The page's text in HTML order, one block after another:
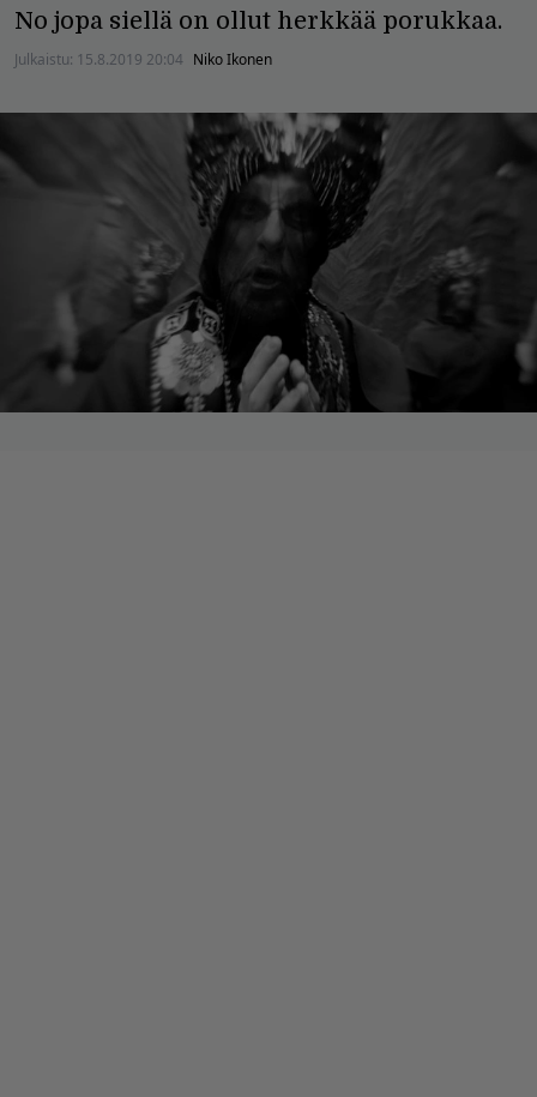
No jopa siellä on ollut herkkää porukkaa.
Julkaistu: 15.8.2019 20:04 Niko Ikonen